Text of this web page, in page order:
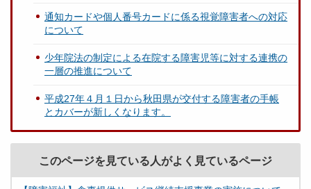
通知カードや個人番号カードに係る視覚障害者への対応
について
少年院法の制定による在院する障害児等に対する連携の
一層の推進について
平成27年４月１日から秋田県が交付する障害者の手帳
とカバーが新しくなります。
このページを見ている人がよく見ているページ